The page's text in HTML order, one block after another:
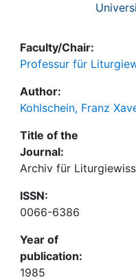
Faculty/Chair:
Professur für
Author:
Kohlschein, Franz
Title of the
Journal:
Archiv für
ISSN:
0066-6386
Year of
publication:
1985